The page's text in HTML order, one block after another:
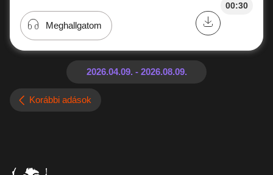
00:30
Meghallgatom
Korábbi adások